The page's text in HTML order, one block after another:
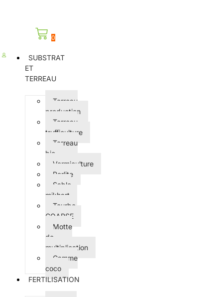
0
SUBSTRAT
ET
TERREAU
Terreau
production
Terreau
trufficulture
Terreau
bio
Vermiculture
Perlite
Sable
mikhart
Tourbe
COARSE
Motte
de
multiplication
Gamme
coco
FERTILISATION